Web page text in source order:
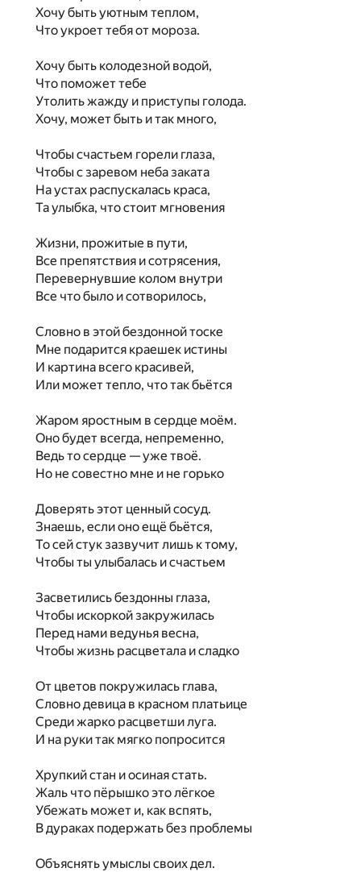
Хочу быть уютным теплом,
Что укроет тебя от мороза.
Хочу быть колодезной водой,
Что поможет тебе
Утолить жажду и приступы голода.
Хочу, может быть и так много,
Чтобы счастьем горели глаза,
Чтобы с заревом неба заката
На устах распускалась краса,
Та улыбка, что стоит мгновения
Жизни, прожитые в пути,
Все препятствия и сотрясения,
Перевернувшие колом внутри
Все что было и сотворилось,
Словно в этой бездонной тоске
Мне подарится краешек истины
И картина всего красивей,
Или может тепло, что так бьётся
Жаром яростным в сердце моём.
Оно будет всегда, непременно,
Ведь то сердце — уже твоё.
Но не совестно мне и не горько
Доверять этот ценный сосуд.
Знаешь, если оно ещё бьётся,
То сей стук зазвучит лишь к тому,
Чтобы ты улыбалась и счастьем
Засветились бездонны глаза,
Чтобы искоркой закружилась
Перед нами ведунья весна,
Чтобы жизнь расцветала и сладко
От цветов покружилась глава,
Словно девица в красном платьице
Среди жарко расцветши луга.
И на руки так мягко попросится
Хрупкий стан и осиная стать.
Жаль что пёрышко это лёгкое
Убежать может и, как вспять,
В дураках подержать без проблемы
Объяснять умыслы своих дел.